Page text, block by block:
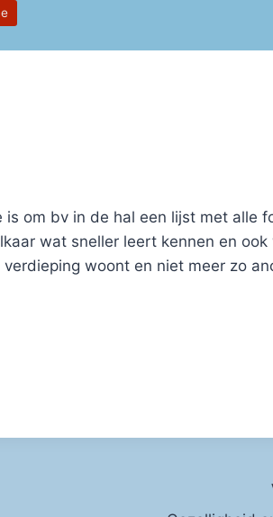
om bv in de hal een lijst met alle
wat sneller leert kennen en ook
woont en niet meer zo